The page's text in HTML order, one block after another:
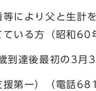
より父と生計を
ている方（昭和
後最初の3月31
援第一）（電話